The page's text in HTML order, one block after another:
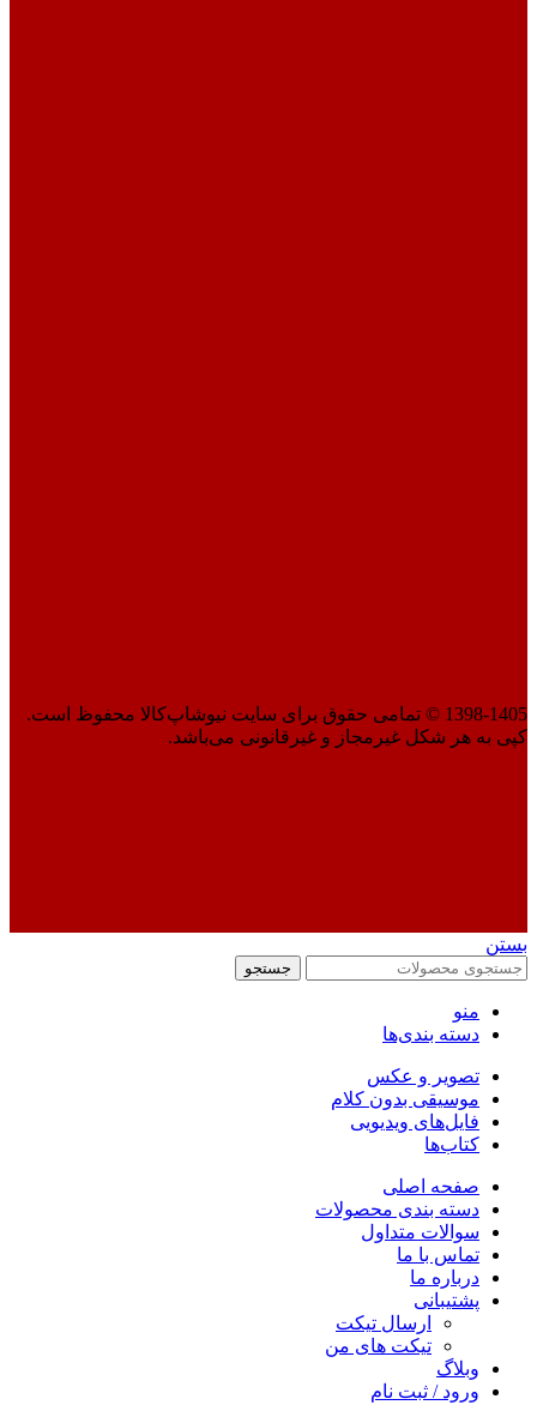
1398-1405 © تمامی حقوق برای سایت نیوشاپ‌کالا محفوظ است.
کپی به هر شکل غیرمجاز و غیرقانونی می‌باشد.
بستن
جستجو
منو
دسته بندی‌ها
تصویر و عکس
موسیقی بدون کلام
فایل‌های ویدیویی
کتاب‌ها
صفحه اصلی
دسته بندی محصولات
سوالات متداول
تماس با ما
درباره ما
پشتیبانی
ارسال تیکت
تیکت های من
وبلاگ
ورود / ثبت نام